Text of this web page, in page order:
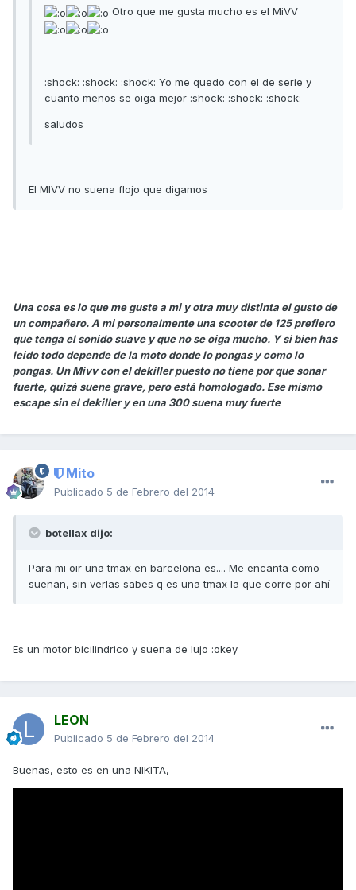
Otro que me gusta mucho es el MiVV
:shock: :shock: :shock: Yo me quedo con el de serie y
cuanto menos se oiga mejor :shock: :shock: :shock:
saludos
El MIVV no suena flojo que digamos
Una cosa es lo que me guste a mi y otra muy distinta el gusto de
un compañero. A mi personalmente una scooter de 125 prefiero
que tenga el sonido suave y que no se oiga mucho. Y si bien has
leido todo depende de la moto donde lo pongas y como lo
pongas. Un Mivv con el dekiller puesto no tiene por que sonar
fuerte, quizá suene grave, pero está homologado. Ese mismo
escape sin el dekiller y en una 300 suena muy fuerte
Mito
Publicado 5 de Febrero del 2014
botellax dijo:
Para mi oir una tmax en barcelona es.... Me encanta como
suenan, sin verlas sabes q es una tmax la que corre por ahí
Es un motor bicilindrico y suena de lujo :okey
LEON
Publicado 5 de Febrero del 2014
Buenas, esto es en una NIKITA,